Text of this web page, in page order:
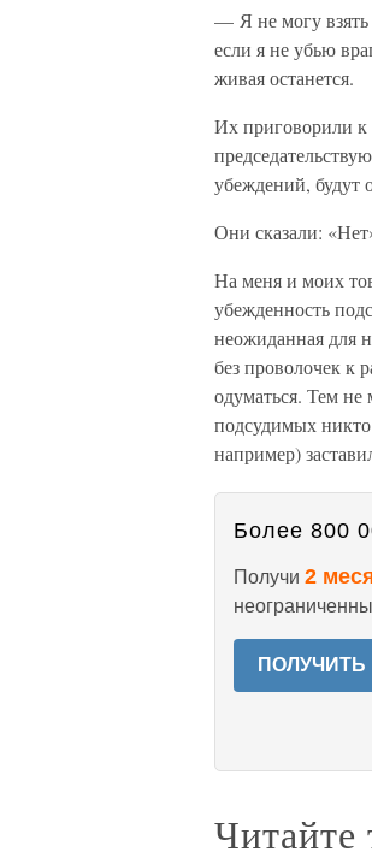
— Я не могу взять
если я не убью
живая останется.
Их приговорили к
убеждений, будут
Они сказали:
На меня и моих
убежденность
неожиданная для
без проволочек к
одуматься. Тем не
подсудимых никто
например)
Более 800
Получи 2
Читайте